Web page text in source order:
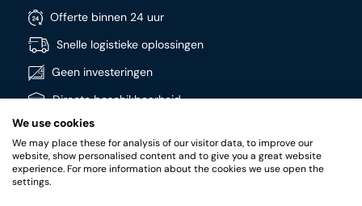
Offerte binnen 24 uur
Snelle logistieke oplossingen
Geen investeringen
Directe beschikbaarheid
Breed assortiment
Kwalitatieve producten
We use cookies
We may place these for analysis of our visitor data, to improve our
website, show personalised content and to give you a great website
experience. For more information about the cookies we use open the
settings.